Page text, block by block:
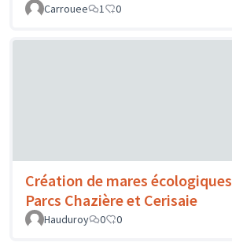
Carrouee
1 0
Création de mares écologiques
Parcs Chazière et Cerisaie
Hauduroy
0 0